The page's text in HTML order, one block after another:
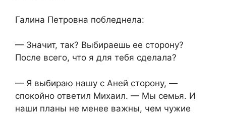
Галина Петровна побледнела:
— Значит, так? Выбираешь ее сторону?
После всего, что я для тебя сделала?
— Я выбираю нашу с Аней сторону, —
спокойно ответил Михаил. — Мы семья. И
наши планы не менее важны, чем чужие